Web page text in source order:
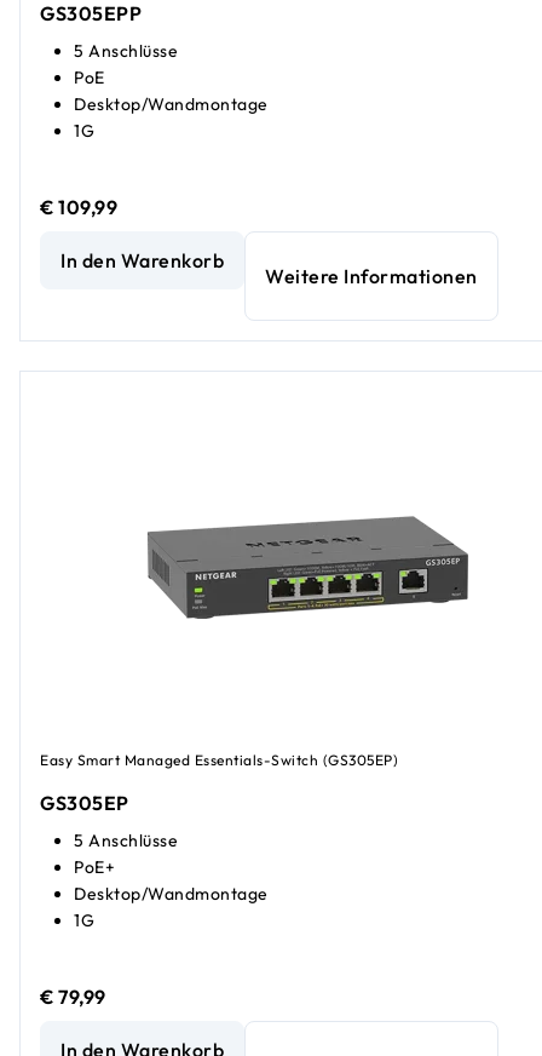
GS305EPP
5 Anschlüsse
PoE
Desktop/Wandmontage
1G
€ 109,99
PoE Essentials Switch mit 5 Essentials Anschlüssen (120 W)
In den Warenkorb
Weitere Informationen
Easy Smart Managed Essentials-Switch (GS305EP)
GS305EP
5 Anschlüsse
PoE+
Desktop/Wandmontage
1G
€ 79,99
PoE+ Easy Smart Essentials Switch mit 5 Anschlüssen (63
In den Warenkorb